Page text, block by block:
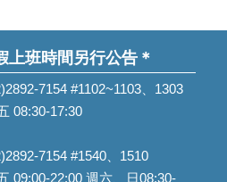
上班時間另行公告＊
7154 #1102~1103、1303
08:30-17:30
7154 #1540、1510
09:00-22:00 週六、日08:30-